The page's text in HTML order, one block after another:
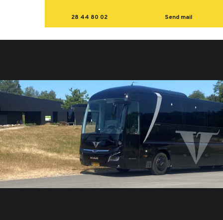
28 44 80 02 Send mail